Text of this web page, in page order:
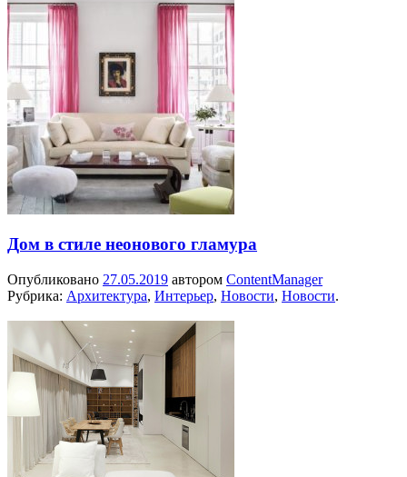
Дом в стиле неонового гламура
Опубликовано 27.05.2019 автором ContentManager
Рубрика: Архитектура, Интерьер, Новости, Новости.